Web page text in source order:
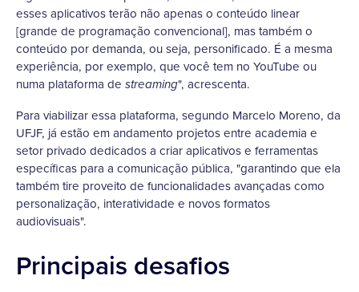
esses aplicativos terão não apenas o conteúdo linear
[grande de programação convencional], mas também o
conteúdo por demanda, ou seja, personificado. É a mesma
experiência, por exemplo, que você tem no YouTube ou
numa plataforma de streaming", acrescenta.
Para viabilizar essa plataforma, segundo Marcelo Moreno, da
UFJF, já estão em andamento projetos entre academia e
setor privado dedicados a criar aplicativos e ferramentas
específicas para a comunicação pública, "garantindo que ela
também tire proveito de funcionalidades avançadas como
personalização, interatividade e novos formatos
audiovisuais".
Principais desafios